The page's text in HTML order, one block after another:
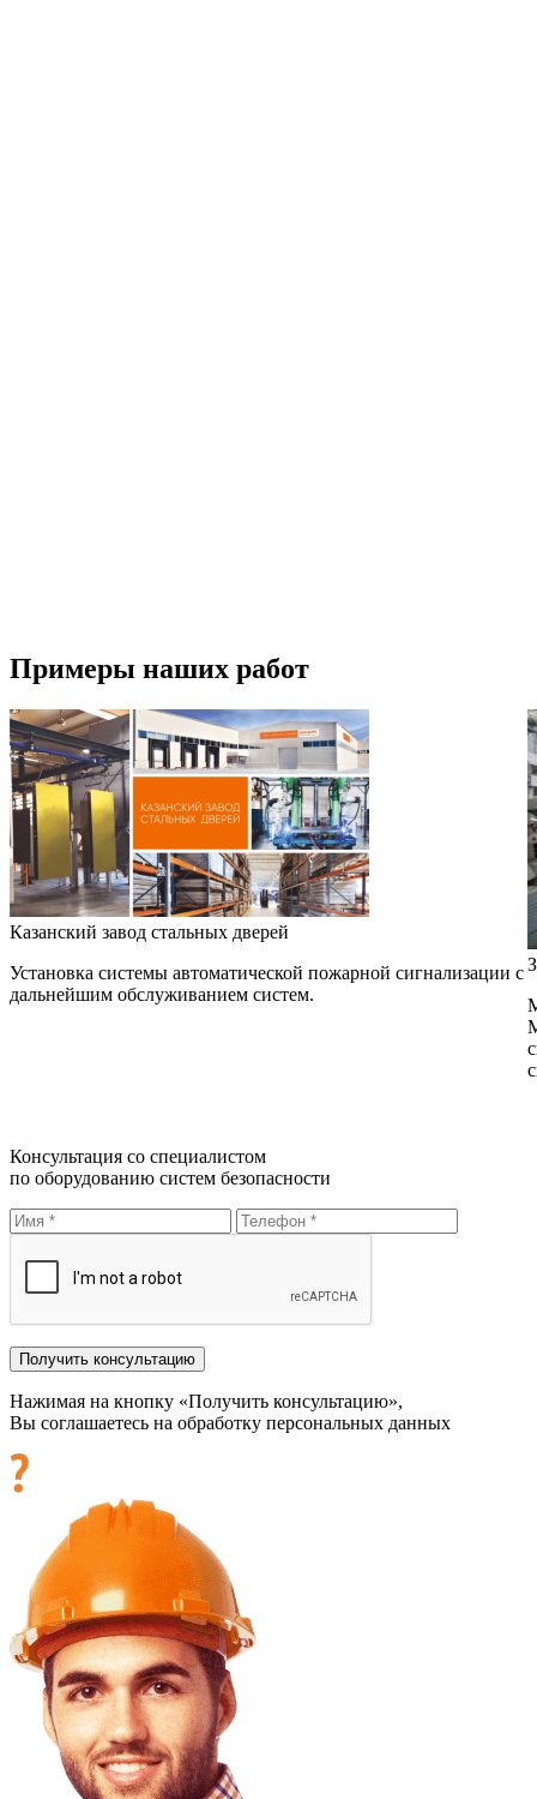
Примеры наших работ
Казанский завод стальных дверей
Установка системы автоматической пожарной сигнализации с
дальнейшим обслуживанием систем.
Консультация со специалистом
по оборудованию систем безопасности
Нажимая на кнопку «Получить консультацию»,
Вы соглашаетесь на обработку персональных данных